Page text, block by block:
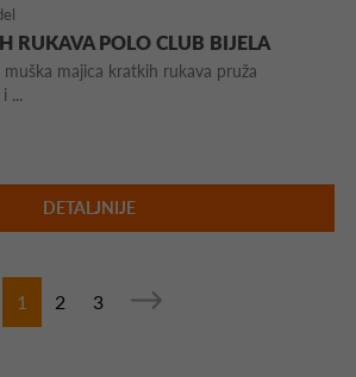
RUKAVA POLO CLUB BIJELA
muška majica kratkih rukava pruža
...
DETALJNIJE
1 2 3